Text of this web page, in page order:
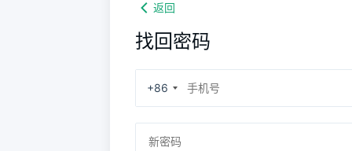
返回
找回密码
+86